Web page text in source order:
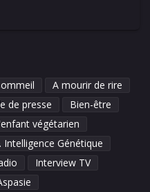
A mourir de rire
de presse
Bien-être
végétarien
Intelligence Génétique
Interview TV